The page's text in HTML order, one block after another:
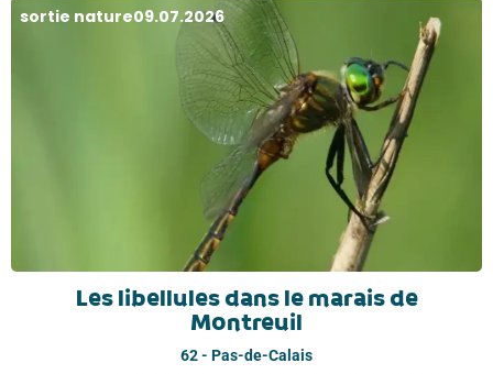
sortie nature09.07.2026
Les libellules dans le marais de
Montreuil
62 - Pas-de-Calais